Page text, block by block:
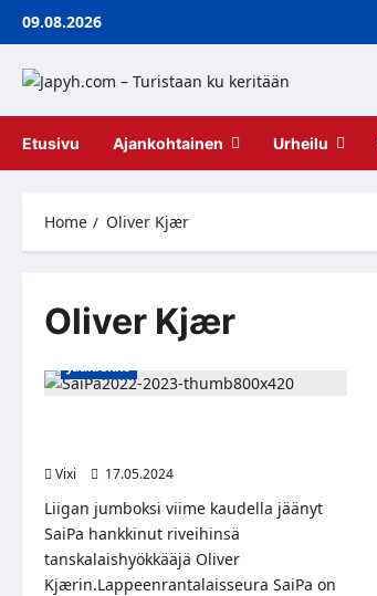
Skip09.08.2026
Etusivu Ajankohtainen Urheilu
Home Oliver Kjær
Oliver Kjær
Jääkiekko
Vixi
17.05.2024
Liigan jumboksi viime kaudella jäänyt
SaiPa hankkinut riveihinsä
tanskalaishyökkääjä Oliver
Kjærin.Lappeenrantalaisseura SaiPa on